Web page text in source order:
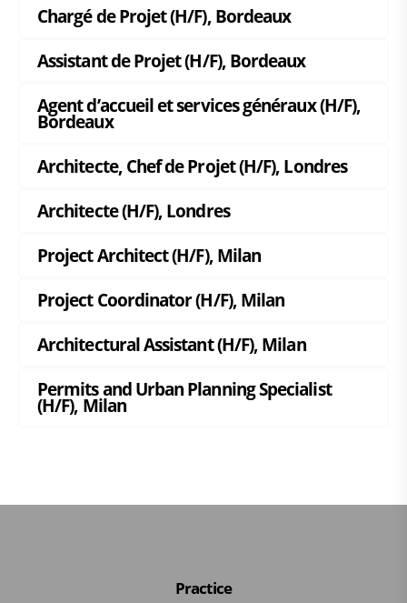
Chargé de Projet (H/F), Bordeaux
Assistant de Projet (H/F), Bordeaux
Agent d’accueil et services généraux (H/F),
Bordeaux
Architecte, Chef de Projet (H/F), Londres
Architecte (H/F), Londres
Project Architect (H/F), Milan
Project Coordinator (H/F), Milan
Architectural Assistant (H/F), Milan
Permits and Urban Planning Specialist
(H/F), Milan
Practice